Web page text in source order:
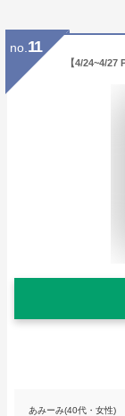
no. 11
あみーみ(40代・女性)